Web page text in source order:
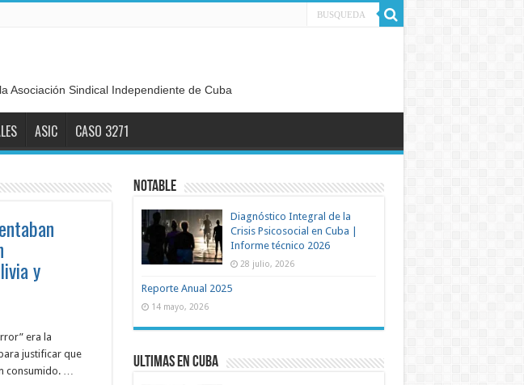
Asociación Sindical Independiente de Cuba
ASIC CASO 3271
y
era la
justificar que
consumido. …
Notable
Diagnóstico Integral de la
Crisis Psicosocial en Cuba |
Informe técnico 2026
28 julio, 2026
Reporte Anual 2025
14 mayo, 2026
Ultimas en Cuba